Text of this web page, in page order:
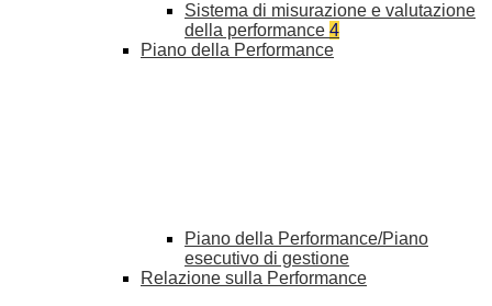
Sistema di misurazione e valutazione
della performance 4
Piano della Performance
Piano della Performance/Piano
esecutivo di gestione
Relazione sulla Performance